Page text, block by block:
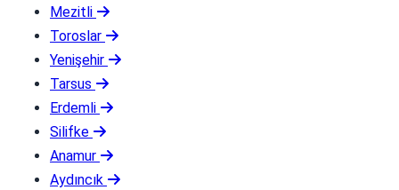
Mezitli
Toroslar
Yenişehir
Tarsus
Erdemli
Silifke
Anamur
Aydıncık